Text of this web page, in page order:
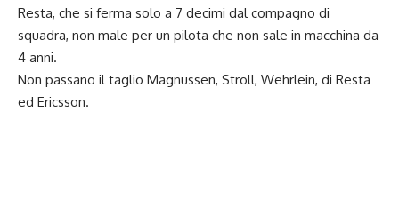
Resta, che si ferma solo a 7 decimi dal compagno di
squadra, non male per un pilota che non sale in macchina da
4 anni.
Non passano il taglio Magnussen, Stroll, Wehrlein, di Resta
ed Ericsson.